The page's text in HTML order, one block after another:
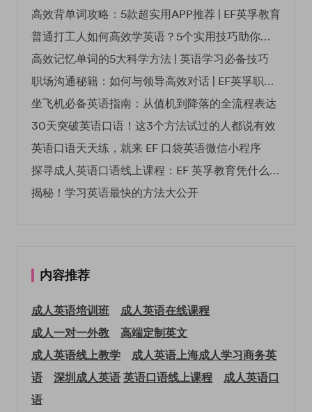
高效背单词攻略：5款超实用APP推荐 | EF英孚教育
普通打工人如何高效学英语？5个实用技巧助你突破职场瓶颈
高效记忆单词的5大科学方法 | 英语学习必备技巧
职场沟通秘籍：如何与领导高效对话 | EF英孚职场指南
坐飞机必备英语指南：从值机到降落的全流程表达
30天突破英语口语！这3个方法试过的人都说有效
英语口语天天练，就来 EF 口袋英语微信小程序
探寻成人英语口语线上课程：EF 英孚教育凭什么领航
揭秘！学习英语最快的方法大公开
内容推荐
成人英语培训班
成人英语在线课程
成人一对一外教
高端定制英文
成人英语线上教学
成人英语上海成人学习商务英
语
深圳成人英语英语口语线上课程
成人英语口
语